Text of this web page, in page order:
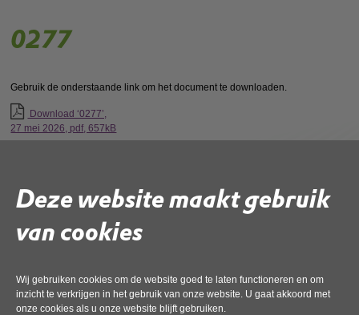
Deze website maakt gebruik
van cookies
Wij gebruiken cookies om de website goed te laten functioneren en om
inzicht te verkrijgen in het gebruik van onze website. U gaat akkoord met
onze cookies als u onze website blijft gebruiken.
0277
Gebruik de onderstaande link om het document te downloaden.
Download ‘0277’,
27 mei 2026, pdf, 657kB